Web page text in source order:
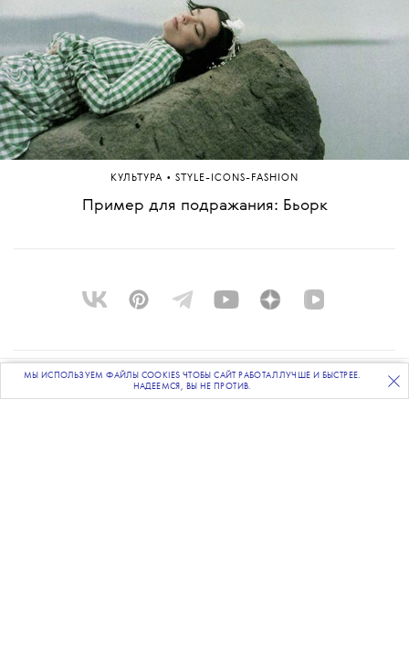
ПОДПИСЫВАЙТЕСЬНА НАШУ ВЕЧЕРНЮЮ РАССЫЛКУ
КУЛЬТУРА • STYLE-ICONS-FASHION
Пример для подражания: Бьорк
О ПРОЕКТЕ
МЫ ИСПОЛЬЗУЕМ ФАЙЛЫ COOKIES ЧТОБЫ САЙТ РАБОТАЛ ЛУЧШЕ И БЫСТРЕЕ.
НАДЕЕМСЯ, ВЫ НЕ ПРОТИВ.